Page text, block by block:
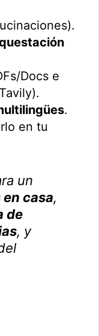
Docs e
.
en tu
un
casa,
de
, y